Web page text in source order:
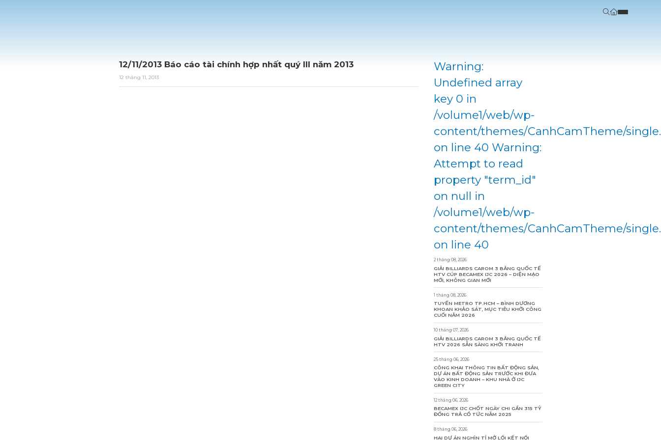
12/11/2013 Báo cáo tài chính hợp nhất quý III năm 2013
12 tháng 11, 2013
Warning:
Undefined array
key 0 in
/volume1/web/wp-
content/themes/CanhCamTheme/
on line 40 Warning:
Attempt to read
property "term_id"
on null in
/volume1/web/wp-
content/themes/CanhCamTheme/
on line 40
2 tháng 08, 2026
GIẢI BILLIARDS CAROM 3 BĂNG QUỐC TẾ
HTV CÚP BECAMEX IJC 2026 – DIỆN MẠO
MỚI, KHÔNG GIAN MỚI
1 tháng 08, 2026
TUYẾN METRO TP.HCM – BÌNH DƯƠNG
KHOAN KHẢO SÁT, MỤC TIÊU KHỞI CÔNG
CUỐI NĂM 2026
10 tháng 07, 2026
GIẢI BILLIARDS CAROM 3 BĂNG QUỐC TẾ
HTV 2026 SẴN SÀNG KHỞI TRANH
25 tháng 06, 2026
CÔNG KHAI THÔNG TIN BẤT ĐỘNG SẢN,
DỰ ÁN BẤT ĐỘNG SẢN TRƯỚC KHI ĐƯA
VÀO KINH DOANH – KHU NHÀ Ở IJC
GREEN CITY
12 tháng 06, 2026
BECAMEX IJC CHỐT NGÀY CHI GẦN 315 TỶ
ĐỒNG TRẢ CỔ TỨC NĂM 2025
8 tháng 06, 2026
HAI DỰ ÁN NGHÌN TỈ MỞ LỐI KẾT NỐI